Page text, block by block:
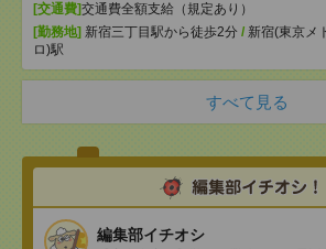
[交通費]交通費全額支給（規定あり）
[勤務地] 新宿三丁目駅から徒歩2分 / 新宿(東京メ
ロ)駅
すべて見る
編集部イチオシ